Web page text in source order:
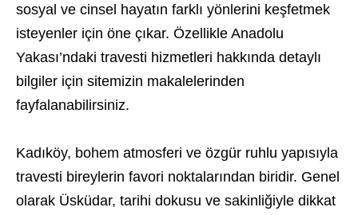
sosyal ve cinsel hayatın farklı yönlerini keşfetmek
isteyenler için öne çıkar. Özellikle Anadolu
Yakası’ndaki travesti hizmetleri hakkında detaylı
bilgiler için sitemizin makalelerinden
fayfalanabilirsiniz.
Kadıköy, bohem atmosferi ve özgür ruhlu yapısıyla
travesti bireylerin favori noktalarından biridir. Genel
olarak Üsküdar, tarihi dokusu ve sakinliğiyle dikkat